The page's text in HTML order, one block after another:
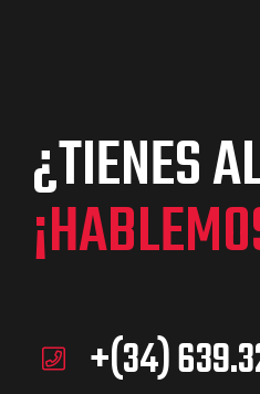
¿TIENES
+(34)